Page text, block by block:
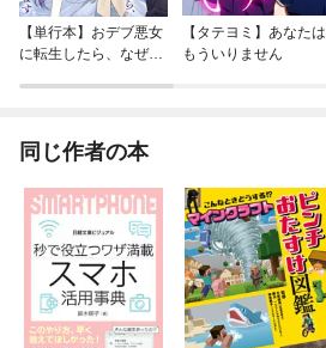
【単行本】おデブ悪女
に転生したら、なぜか
【タテヨミ】あなたは
もういりません
同じ作者の本